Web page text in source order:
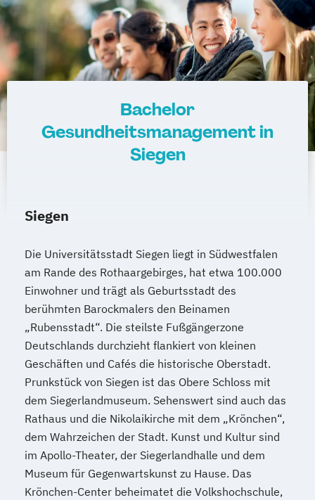
Bachelor
Gesundheitsmanagement in
Siegen
Siegen
Die Universitätsstadt Siegen liegt in Südwestfalen
am Rande des Rothaargebirges, hat etwa 100.000
Einwohner und trägt als Geburtsstadt des
berühmten Barockmalers den Beinamen
„Rubensstadt“. Die steilste Fußgängerzone
Deutschlands durchzieht flankiert von kleinen
Geschäften und Cafés die historische Oberstadt.
Prunkstück von Siegen ist das Obere Schloss mit
dem Siegerlandmuseum. Sehenswert sind auch das
Rathaus und die Nikolaikirche mit dem „Krönchen“,
dem Wahrzeichen der Stadt. Kunst und Kultur sind
im Apollo-Theater, der Siegerlandhalle und dem
Museum für Gegenwartskunst zu Hause. Das
Krönchen-Center beheimatet die Volkshochschule,